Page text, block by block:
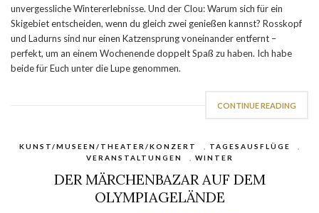
unvergessliche Wintererlebnisse. Und der Clou: Warum sich für ein
Skigebiet entscheiden, wenn du gleich zwei genießen kannst? Rosskopf
und Ladurns sind nur einen Katzensprung voneinander entfernt –
perfekt, um an einem Wochenende doppelt Spaß zu haben. Ich habe
beide für Euch unter die Lupe genommen.
CONTINUE READING
KUNST/MUSEEN/THEATER/KONZERT TAGESAUSFLÜGE
VERANSTALTUNGEN
WINTER
DER MÄRCHENBAZAR AUF DEM
OLYMPIAGELÄNDE